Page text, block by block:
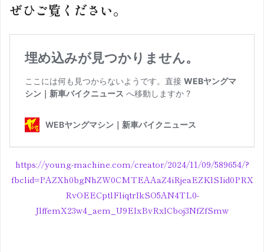
ぜひご覧ください。
https://young-machine.com/creator/2024/11/09/589654/?
fbclid=PAZXh0bgNhZW0CMTEAAaZ4iRjeaEZKlSIid0PRX
RvOEECptlFliqtrIkSO5AN4TL0-
JlffemX23w4_aem_U9ElxBvRxlCboj3NfZfSmw